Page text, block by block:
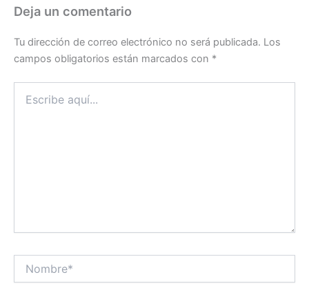
Deja un comentario
Tu dirección de correo electrónico no será publicada. Los
campos obligatorios están marcados con *
aquí...